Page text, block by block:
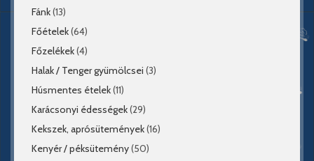
Fánk(13)
Főételek(64)
Főzelékek(4)
Halak / Tenger gyümölcsei (3)
Húsmentes ételek(11)
Karácsonyi édességek(29)
Kekszek, aprósütemények(16)
Kenyér / péksütemény(50)